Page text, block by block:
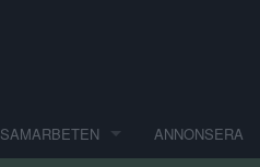
SAMARBETEN ANNONSERA